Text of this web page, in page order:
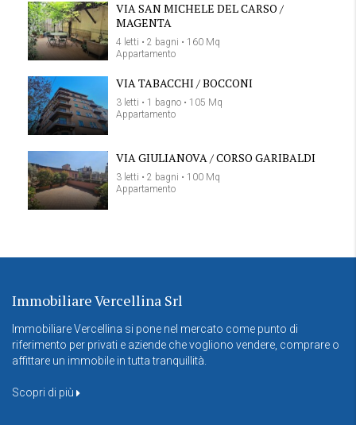
VIA SAN MICHELE DEL CARSO /
MAGENTA
4 letti • 2 bagni • 160 Mq
Appartamento
VIA TABACCHI / BOCCONI
3 letti • 1 bagno • 105 Mq
Appartamento
VIA GIULIANOVA / CORSO GARIBALDI
3 letti • 2 bagni • 100 Mq
Appartamento
Immobiliare Vercellina Srl
Immobiliare Vercellina si pone nel mercato come punto di
riferimento per privati e aziende che vogliono vendere, comprare o
affittare un immobile in tutta tranquillità.
Scopri di più